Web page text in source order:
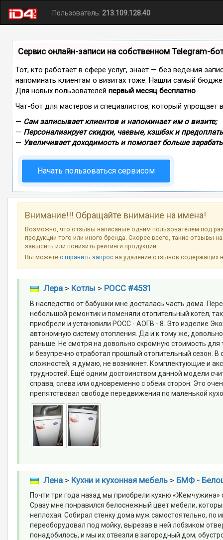
Пользователь: 213.109.128.40
Сервис онлайн-записи на собственном Telegram-
Тот, кто работает в сфере услуг, знает — без ведения
напоминать клиентам о визитах тоже. Нашли самый
Для новых пользователей первый месяц бесплатно.
Чат-бот для мастеров и специалистов, который упрощает
— Сам записывает клиентов и напоминает им о визите;
— Персонализирует скидки, чаевые, кэшбэк и
— Увеличивает доходимость и помогает больше
Начать пользоваться сервисом
Внимание!!! Обращайте внимание на имена!
Возможно, что отзывы написаные одним пользователем под
продукции того или иного бренда. Скорее всего, такие отзывы
завысить или понизить рейтинги продукции.
Вы можетеотправить запрос на удаление отзывов
Лера> Котлы > РОСС #4531
В наследство от бабушки мне досталась часть дома.
небольшой ремонтик и поменяли отопительный котёл,
приобрели и установили РОСС - АОГВ - 8. Это изделие
автономную систему отопления. Да и к тому же,
раньше. Не смотря на довольно скромную стоимость для
и безупречно отработал прошлый отопительный сезон.
сложностей, я думаю, не возникнет. Комплектующие и
трудностей. Ещё одним достоинством данной модели
справа, слева или одновременно с обеих сторон. Это
препятствовал свободе передвижения по маленькой
Лена> Кухни и кухонная мебель> БМФ -
Почти три года назад мы приобрели кухню
Сразу мне понравился белоснежный цвет мебели,
неплохая. Собирал стенку дома муж самостоятельно,
переоборудовал под мойку, вырезав в ней лобзиком
понадобилось, и мы их отвезли в загородный дом,